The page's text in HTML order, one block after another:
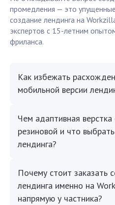
промедления — это
создание лендинга на
экспертов с 15-летним
фриланса.
Как избежать
мобильной версии
Чем адаптивная
резиновой и что
лендинга?
Почему стоит заказать
лендинга именно на
напрямую у частника?